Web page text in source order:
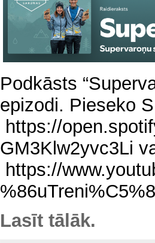
Podkāsts
epizodi. Pieseko
https://
GM3Klw2yvc3Li
https://
Lasīt tālāk.